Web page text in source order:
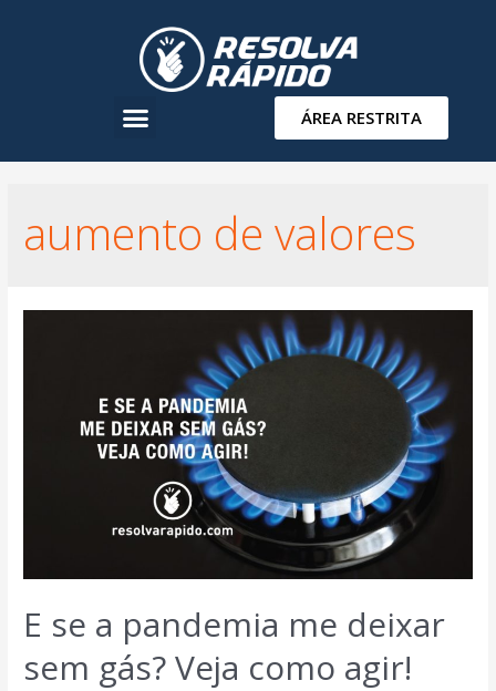
ÁREA RESTRITA
aumento de valores
E se a pandemia me deixar
sem gás? Veja como agir!